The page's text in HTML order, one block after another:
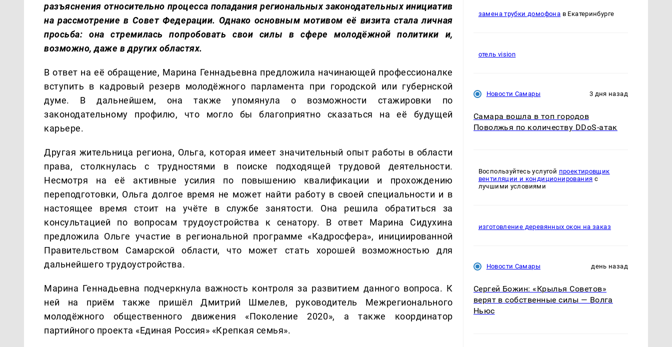
разъяснения относительно процесса попадания региональных законодательных инициатив
на рассмотрение в Совет Федерации. Однако основным мотивом её визита стала личная
просьба: она стремилась попробовать свои силы в сфере молодёжной политики и,
возможно, даже в других областях.
В ответ на её обращение, Марина Геннадьевна предложила начинающей профессионалке
вступить в кадровый резерв молодёжного парламента при городской или губернской
думе. В дальнейшем, она также упомянула о возможности стажировки по
законодательному профилю, что могло бы благоприятно сказаться на её будущей
карьере.
Другая жительница региона, Ольга, которая имеет значительный опыт работы в области
права, столкнулась с трудностями в поиске подходящей трудовой деятельности.
Несмотря на её активные усилия по повышению квалификации и прохождению
переподготовки, Ольга долгое время не может найти работу в своей специальности и в
настоящее время стоит на учёте в службе занятости. Она решила обратиться за
консультацией по вопросам трудоустройства к сенатору. В ответ Марина Сидухина
предложила Ольге участие в региональной программе «Кадросфера», инициированной
Правительством Самарской области, что может стать хорошей возможностью для
дальнейшего трудоустройства.
Марина Геннадьевна подчеркнула важность контроля за развитием данного вопроса. К
ней на приём также пришёл Дмитрий Шмелев, руководитель Межрегионального
молодёжного общественного движения «Поколение 2020», а также координатор
партийного проекта «Единая Россия» «Крепкая семья».
замена трубки домофона в Екатеринбурге
отель vision
Новости Самары 3 дня назад
Самара вошла в топ городов
Поволжья по количеству DDoS-атак
Воспользуйтесь услугой проектировщик
вентиляции и кондиционирования с
лучшими условиями
изготовление деревянных окон на заказ
Новости Самары день назад
Сергей Божин: «Крылья Советов»
верят в собственные силы — Волга
Ньюс